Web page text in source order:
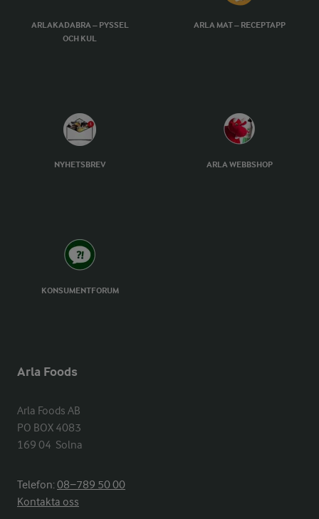
ARLAKADABRA – PYSSEL
OCH KUL
ARLA MAT – RECEPTAPP
NYHETSBREV ARLA WEBBSHOP
KONSUMENTFORUM
Arla Foods
Arla Foods AB
PO BOX 4083
169 04  Solna
Telefon:08−789 50 00
Kontakta oss